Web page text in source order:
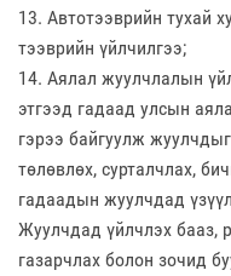
13. Автотээврийн тухай
тээврийн үйлчилгээ;
14. Аялал жуулчлалын
этгээд гадаад улсын
гэрээ байгуулж
төлөвлөх, сурталчлах,
гадаадын жуулчдад
Жуулчдад үйлчлэх бааз,
газарчлах болон зочид